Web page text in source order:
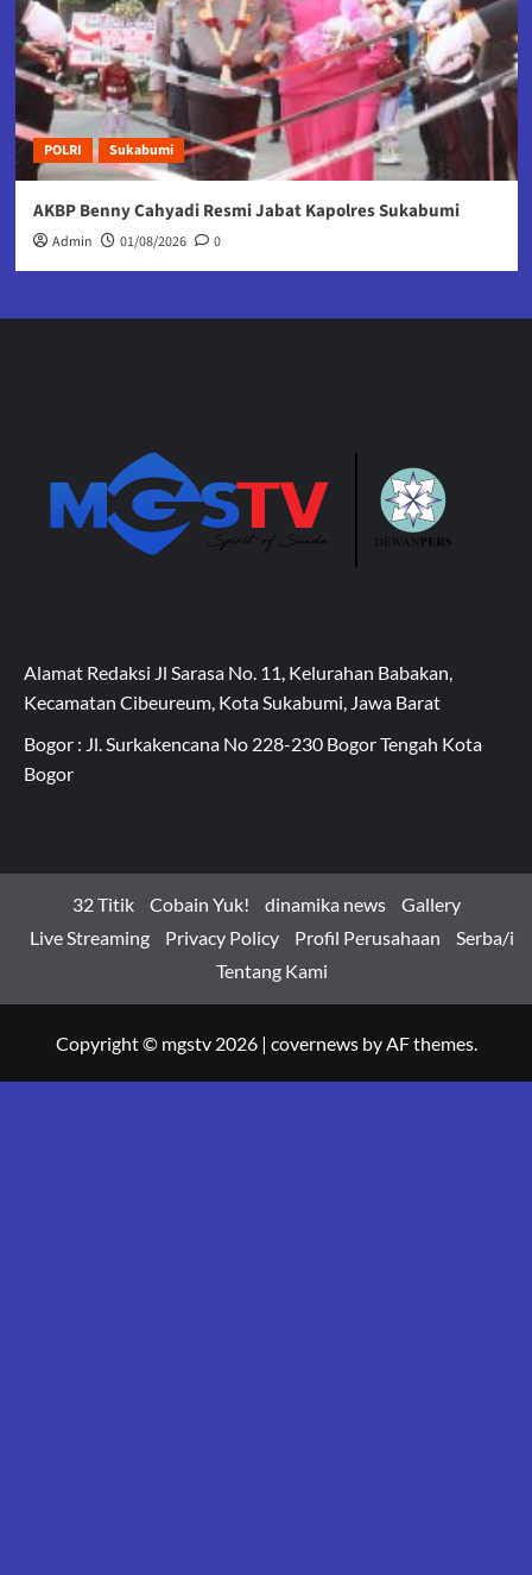
POLRI Sukabumi
AKBP Benny Cahyadi Resmi Jabat Kapolres Sukabumi
Admin 01/08/2026 0
Alamat Redaksi Jl Sarasa No. 11, Kelurahan Babakan,
Kecamatan Cibeureum, Kota Sukabumi, Jawa Barat
Bogor : Jl. Surkakencana No 228-230 Bogor Tengah Kota
Bogor
32 Titik Cobain Yuk! dinamika news
Gallery
Live Streaming
Privacy Policy Profil Perusahaan
Serba/i
Tentang Kami
Copyright © mgstv 2026 | covernewsby AF themes.